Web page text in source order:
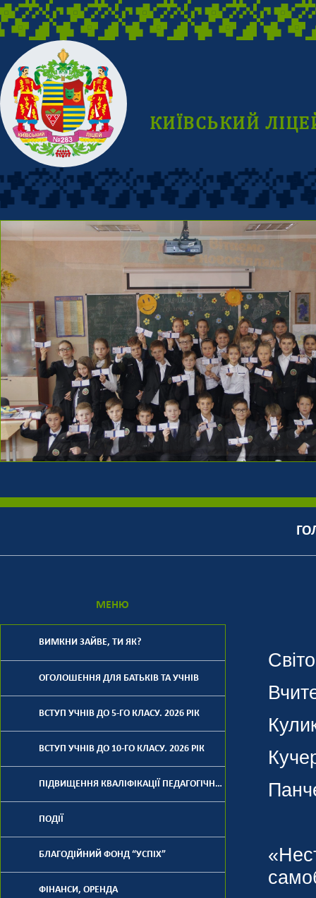
КИЇВСЬКИЙ
МЕНЮ
ВИМКНИ ЗАЙВЕ, ТИ ЯК?
ОГОЛОШЕННЯ ДЛЯ БАТЬКІВ ТА УЧНІВ
ВСТУП УЧНІВ ДО 5-ГО КЛАСУ. 2026 РІК
ВСТУП УЧНІВ ДО 10-ГО КЛАСУ. 2026 РІК
ПІДВИЩЕННЯ КВАЛІФІКАЦІЇ ПЕДАГОГІЧНИХ ПРАЦІВНИКІВ
ПОДІЇ
БЛАГОДІЙНИЙ ФОНД “УСПІХ”
ФІНАНСИ, ОРЕНДА